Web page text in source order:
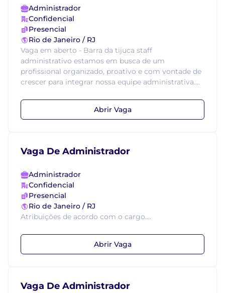
Administrador
Confidencial
Presencial
Rio de Janeiro / RJ
Vaga em aberto - Barra da tijuca staff
administrativo estamos em busca de um
profissional organizado, proativo e com vontade de
crescer para integrar nossa equipe administrativa....
Abrir Vaga
Vaga De Administrador
Administrador
Confidencial
Presencial
Rio de Janeiro / RJ
Atribuições de acordo com o cargo....
Abrir Vaga
Vaga De Administrador